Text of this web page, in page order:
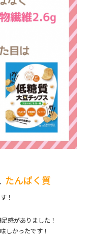
たんぱく質
！
感がありました！
しかったです！